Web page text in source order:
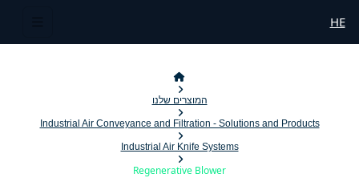
HE
המוצרים שלנו
Industrial Air Conveyance and Filtration - Solutions and Products
Industrial Air Knife Systems
Regenerative Blower